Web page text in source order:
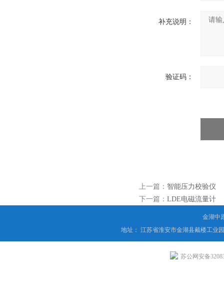
补充说明：
验证码：
上一篇： 智能压力校验仪
下一篇： LDE电磁流量计
金湖中
地址： 江苏省淮安市金湖县戴楼工业
苏公网安备